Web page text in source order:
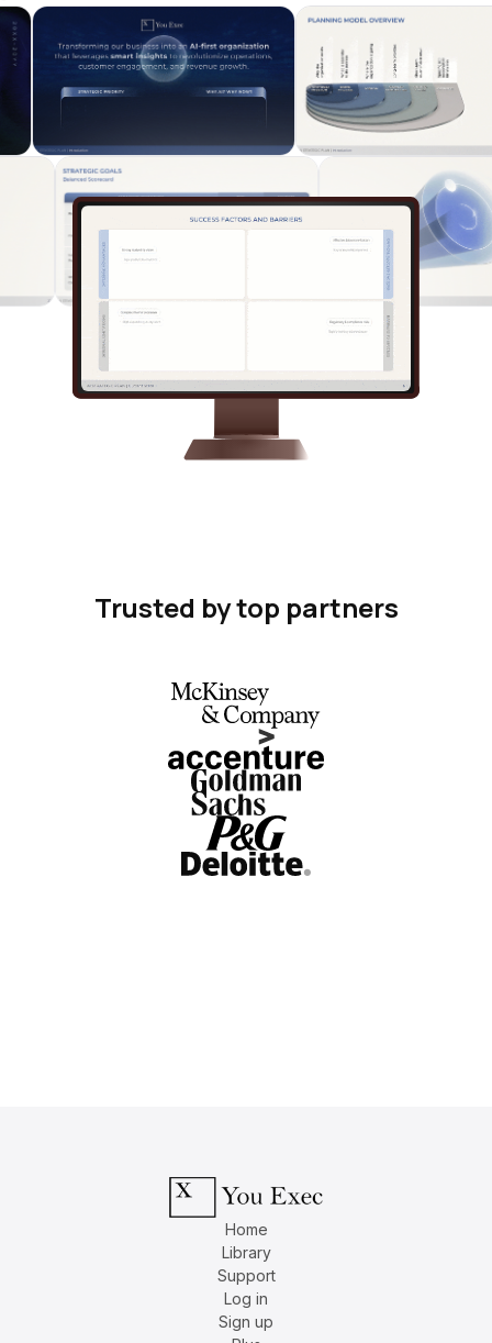
Trusted by top partners
Home
Library
Support
Log in
Sign up